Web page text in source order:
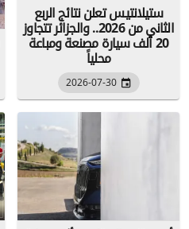
ستيلانتيس تعلن نتائج الربع
الثاني من 2026.. والجزائر تتجاوز
20 ألف سيارة مصنعة ومباعة
محلياً
2026-07-30